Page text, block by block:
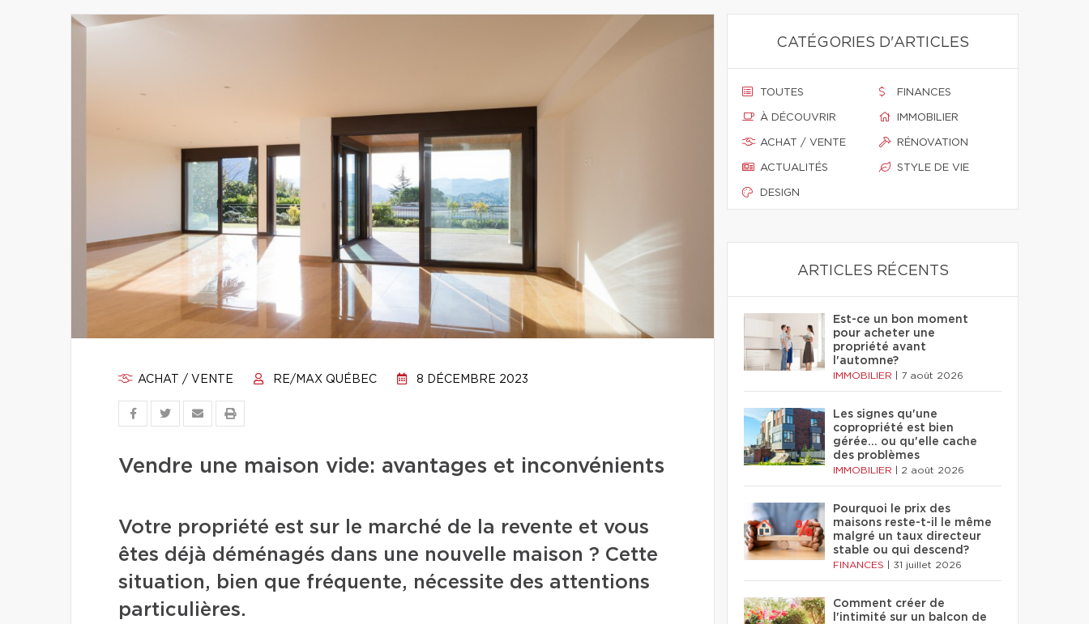
ACHAT / VENTE RE/MAX QUÉBEC 8 DÉCEMBRE 2023
Vendre une maison vide: avantages et inconvénients
Votre propriété est sur le marché de la revente et vous
êtes déjà déménagés dans une nouvelle maison ? Cette
situation, bien que fréquente, nécessite des attentions
particulières.
CATÉGORIES D'ARTICLES
TOUTES
À DÉCOUVRIR
ACHAT / VENTE
ACTUALITÉS
DESIGN
FINANCES
IMMOBILIER
RÉNOVATION
STYLE DE VIE
ARTICLES RÉCENTS
Est-ce un bon moment
pour acheter une
propriété avant
l'automne?
IMMOBILIER 7 août 2026
Les signes qu'une
copropriété est bien
gérée… ou qu'elle cache
des problèmes
IMMOBILIER 2 août 2026
Pourquoi le prix des
maisons reste-t-il le même
malgré un taux directeur
stable ou qui descend?
FINANCES 31 juillet 2026
Comment créer de
l'intimité sur un balcon de